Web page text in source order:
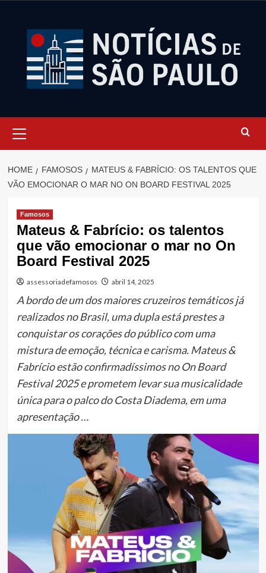
Menu
HOME FAMOSOS
MATEUS & FABRÍCIO: OS TALENTOS QUE
VÃO EMOCIONAR O MAR NO ON BOARD FESTIVAL 2025
Famosos
Mateus & Fabrício: os talentos
que vão emocionar o mar no On
Board Festival 2025
assessoriadefamosos abril 14, 2025
A bordo de um dos maiores cruzeiros temáticos já
realizados no Brasil, uma dupla está prestes a
conquistar os corações do público com uma
mistura de emoção, técnica e carisma. Mateus &
Fabrício estão confirmadíssimos no On Board
Festival 2025 e prometem levar sua musicalidade
única para o palco do Costa Diadema, em uma
apresentação …